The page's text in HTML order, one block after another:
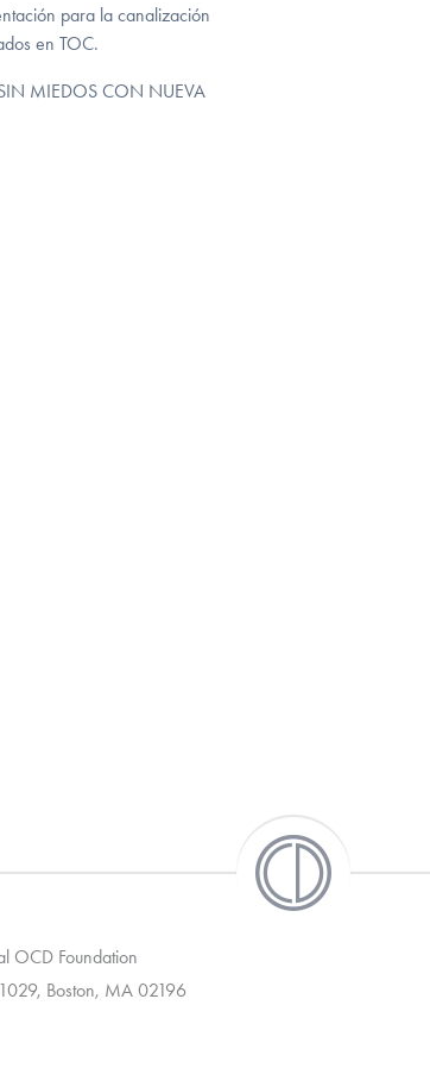
para la canalización
en TOC.
MIEDOS CON NUEVA
OCD Foundation
Boston, MA 02196